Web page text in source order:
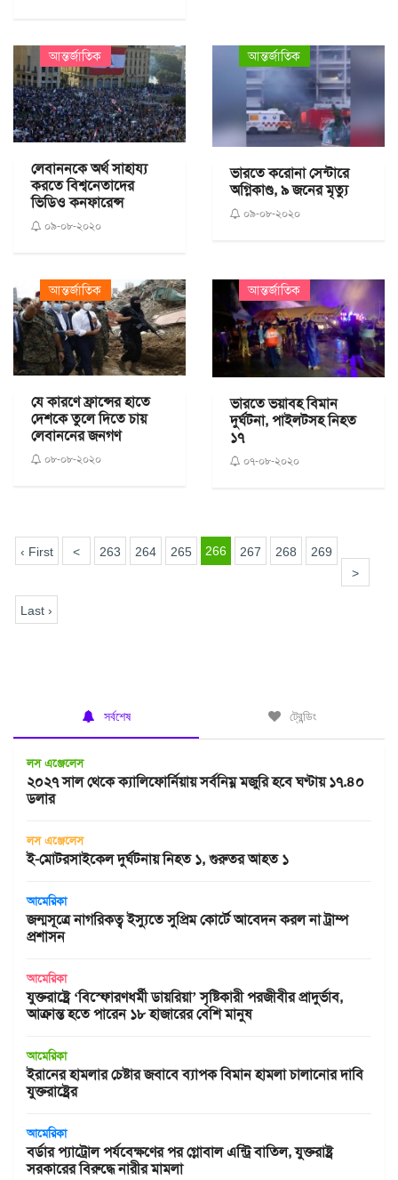
আন্তর্জাতিক
লেবাননকে অর্থ সাহায্য
করতে বিশ্বনেতাদের
ভিডিও কনফারেন্স
০৯-০৮-২০২০
আন্তর্জাতিক
ভারতে করোনা সেন্টারে
অগ্নিকাণ্ড, ৯ জনের মৃত্যু
০৯-০৮-২০২০
আন্তর্জাতিক
যে কারণে ফ্রান্সের হাতে
দেশকে তুলে দিতে চায়
লেবাননের জনগণ
০৮-০৮-২০২০
আন্তর্জাতিক
ভারতে ভয়াবহ বিমান
দুর্ঘটনা, পাইলটসহ নিহত
১৭
০৭-০৮-২০২০
‹ First < 263 264 265 266 267 268
269
>
Last ›
সর্বশেষ ট্রেন্ডিং
লস এঞ্জেলেস
২০২৭ সাল থেকে ক্যালিফোর্নিয়ায় সর্বনিম্ন মজুরি হবে ঘণ্টায় ১৭.৪০
ডলার
লস এঞ্জেলেস
ই-মোটরসাইকেল দুর্ঘটনায় নিহত ১, গুরুতর আহত ১
আমেরিকা
জন্মসূত্রে নাগরিকত্ব ইস্যুতে সুপ্রিম কোর্টে আবেদন করল না ট্রাম্প
প্রশাসন
আমেরিকা
যুক্তরাষ্ট্রে ‘বিস্ফোরণধর্মী ডায়রিয়া’ সৃষ্টিকারী পরজীবীর প্রাদুর্ভাব,
আক্রান্ত হতে পারেন ১৮ হাজারের বেশি মানুষ
আমেরিকা
ইরানের হামলার চেষ্টার জবাবে ব্যাপক বিমান হামলা চালানোর দাবি
যুক্তরাষ্ট্রের
আমেরিকা
বর্ডার প্যাট্রোল পর্যবেক্ষণের পর গ্লোবাল এন্ট্রি বাতিল, যুক্তরাষ্ট্র
সরকারের বিরুদ্ধে নারীর মামলা